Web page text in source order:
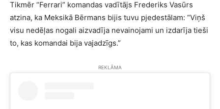
Tikmēr “Ferrari” komandas vadītājs Frederiks Vasūrs
atzina, ka Meksikā Bērmans bijis tuvu pjedestālam: “Viņš
visu nedēļas nogali aizvadīja nevainojami un izdarīja tieši
to, kas komandai bija vajadzīgs.”
REKLĀMA